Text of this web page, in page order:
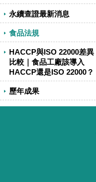
永續查證最新消息
食品法規
HACCP與ISO 22000差異
比較｜食品工廠該導入
HACCP還是ISO 22000？
歷年成果